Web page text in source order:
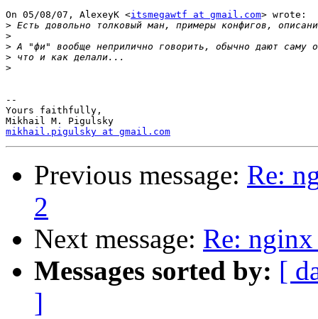
On 05/08/07, AlexeyK <itsmegawtf at gmail.com> wrote:
>
>
>
>
>
--
Yours faithfully,
mikhail.pigulsky at gmail.com
Previous message: Re:
2
Next message: Re: nginx
Messages sorted by: [
]